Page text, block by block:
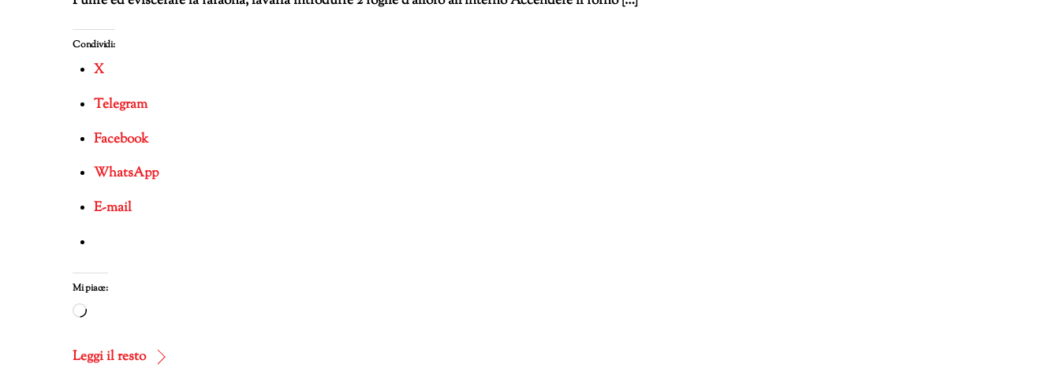
Condividi:
X
Telegram
Facebook
WhatsApp
E-mail
Mi piace:
Caricamento
corso…
Leggi il resto